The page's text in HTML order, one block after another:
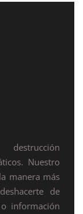
Nuestro
manera más
de
información